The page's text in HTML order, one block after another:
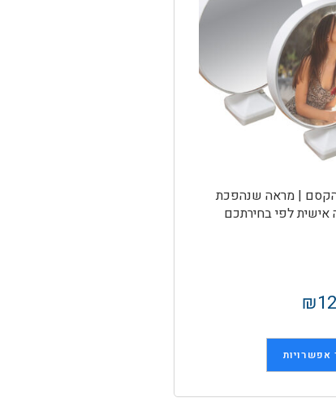
| מראה שנהפכת
אישית לפי בחירתכם
₪
אפשרויות